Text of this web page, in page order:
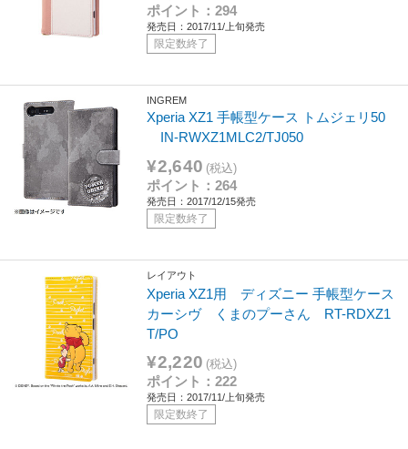
ポイント：294
発売日：2017/11/上旬発売
限定数終了
INGREM
Xperia XZ1 手帳型ケース トムジェリ50
IN-RWXZ1MLC2/TJ050
¥2,640 (税込)
ポイント：264
発売日：2017/12/15発売
限定数終了
レイアウト
Xperia XZ1用 ディズニー 手帳型ケース
カーシヴ くまのプーさん RT-RDXZ1
T/PO
¥2,220 (税込)
ポイント：222
発売日：2017/11/上旬発売
限定数終了